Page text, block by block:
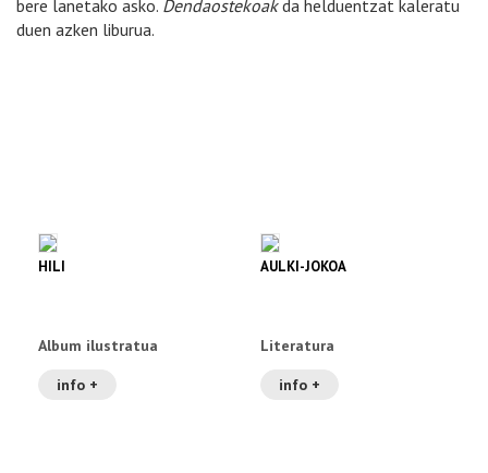
bere lanetako asko. Dendaostekoakda helduentzat kaleratu
duen azken liburua.
HILI
Album ilustratua
info +
AULKI-JOKOA
Literatura
info +